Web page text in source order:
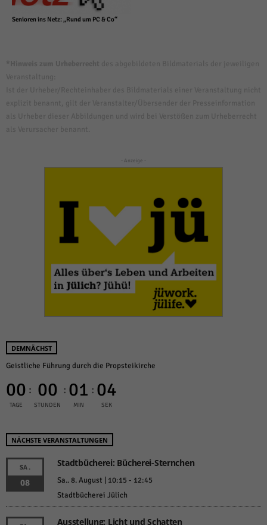
Senioren ins Netz: „Rund um PC & Co“
- Anzeige -
DEMNÄCHST
Geistliche Führung durch die Propsteikirche
00
TAGE
: 00
STUNDEN
: 01
MIN
: 04
SEK
NÄCHSTE VERANSTALTUNGEN
SA.
08
Stadtbücherei: Bücherei-Sternchen
Sa.. 8. August | 10:15 - 12:45
Stadtbücherei Jülich
Ausstellung: Licht und Schatten